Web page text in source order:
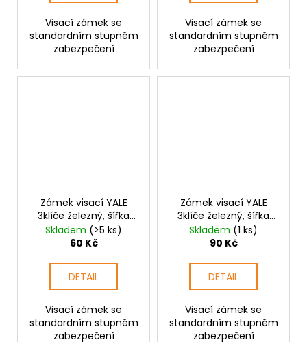
Visací zámek se
standardním stupněm
zabezpečení
Visací zámek se
standardním stupněm
zabezpečení
Zámek visací YALE
3klíče železný, šířka
38mm
Skladem (>5 ks)
60 Kč
DETAIL
Visací zámek se
standardním stupněm
zabezpečení
Zámek visací YALE
3klíče železný, šířka
50mm
Skladem (1 ks)
90 Kč
DETAIL
Visací zámek se
standardním stupněm
zabezpečení